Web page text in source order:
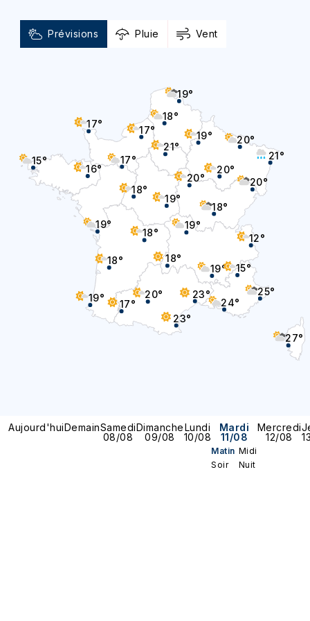
Prévisions Pluie Vent
20°
20°
18°
18°
17°
21°
12°
18°
21°
23°
17°
19°
17°
19°
20°
20°
19°
17°
18°
16°
23°
18°
20°
27°
15°
19°
19°
19°
18°
24°
25°
15°
19°
Aujourd'huiDemainSamedi
08/08
Dimanche
09/08
Lundi
10/08
Mardi
11/08
Matin Midi
Soir
Nuit
Mercredi
12/08